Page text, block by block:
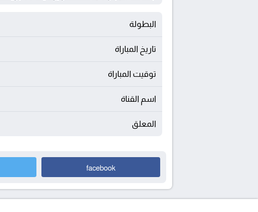
البطولة
تاريخ المباراة
توقيت المباراة
اسم القناة
المعلق
facebook